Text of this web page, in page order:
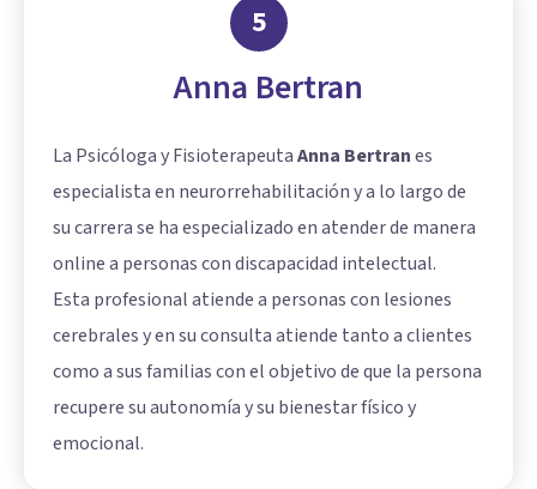
5
Anna Bertran
La Psicóloga y FisioterapeutaAnna Bertranes
especialista en neurorrehabilitación y a lo largo de
su carrera se ha especializado en atender de manera
online a personas con discapacidad intelectual.
Esta profesional atiende a personas con lesiones
cerebrales y en su consulta atiende tanto a clientes
como a sus familias con el objetivo de que la persona
recupere su autonomía y su bienestar físico y
emocional.